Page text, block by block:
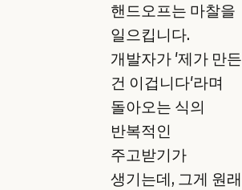
핸드오프는 마찰을
일으킵니다.
개발자가 '제가 만든
건 이겁니다'라며
돌아오는 식의
반복적인
주고받기가
생기는데, 그게 원래